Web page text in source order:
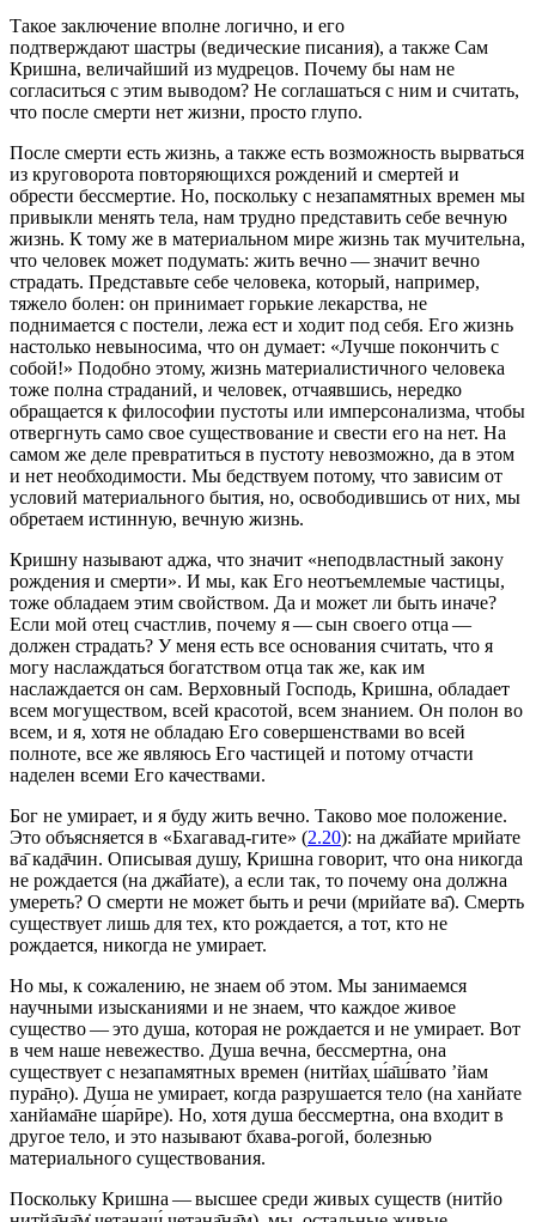
Такое заключение вполне логично, и его
подтверждают шастры (ведические писания), а также Сам
Кришна, величайший из мудрецов. Почему бы нам не
согласиться с этим выводом? Не соглашаться с ним и считать,
что после смерти нет жизни, просто глупо.
После смерти есть жизнь, а также есть возможность вырваться
из круговорота повторяющихся рождений и смертей и
обрести бессмертие. Но, поскольку с незапамятных времен мы
привыкли менять тела, нам трудно представить себе вечную
жизнь. К тому же в материальном мире жизнь так мучительна,
что человек может подумать: жить вечно — значит вечно
страдать. Представьте себе человека, который, например,
тяжело болен: он принимает горькие лекарства, не
поднимается с постели, лежа ест и ходит под себя. Его жизнь
настолько невыносима, что он думает: «Лучше покончить с
собой!» Подобно этому, жизнь материалистичного человека
тоже полна страданий, и человек, отчаявшись, нередко
обращается к философии пустоты или имперсонализма, чтобы
отвергнуть само свое существование и свести его на нет. На
самом же деле превратиться в пустоту невозможно, да в этом
и нет необходимости. Мы бедствуем потому, что зависим от
условий материального бытия, но, освободившись от них, мы
обретаем истинную, вечную жизнь.
Кришну называют аджа, что значит «неподвластный закону
рождения и смерти». И мы, как Его неотъемлемые частицы,
тоже обладаем этим свойством. Да и может ли быть иначе?
Если мой отец счастлив, почему я — сын своего отца —
должен страдать? У меня есть все основания считать, что я
могу наслаждаться богатством отца так же, как им
наслаждается он сам. Верховный Господь, Кришна, обладает
всем могуществом, всей красотой, всем знанием. Он полон во
всем, и я, хотя не обладаю Его совершенствами во всей
полноте, все же являюсь Его частицей и потому отчасти
наделен всеми Его качествами.
Бог не умирает, и я буду жить вечно. Таково мое положение.
Это объясняется в «Бхагавад-гите» (2.20): на джа̄йате мрийате
ва̄ када̄чин. Описывая душу, Кришна говорит, что она никогда
не рождается (на джа̄йате), а если так, то почему она должна
умереть? О смерти не может быть и речи (мрийате ва̄). Смерть
существует лишь для тех, кто рождается, а тот, кто не
рождается, никогда не умирает.
Но мы, к сожалению, не знаем об этом. Мы занимаемся
научными изысканиями и не знаем, что каждое живое
существо — это душа, которая не рождается и не умирает. Вот
в чем наше невежество. Душа вечна, бессмертна, она
существует с незапамятных времен (нитйах̣ ш́а̄ш́вато ’йам
пура̄н̣о). Душа не умирает, когда разрушается тело (на ханйате
ханйама̄не ш́арӣре). Но, хотя душа бессмертна, она входит в
другое тело, и это называют бхава-рогой, болезнью
материального существования.
Поскольку Кришна — высшее среди живых существ (нитйо